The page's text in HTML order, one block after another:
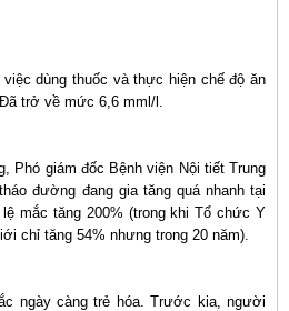
dùng thuốc và thực hiện chế độ ăn
trở về mức 6,6 mml/l.
Phó giám đốc Bệnh viện Nội tiết Trung
đường đang gia tăng quá nhanh tại
mắc tăng 200% (trong khi Tổ chức Y
chỉ tăng 54% nhưng trong 20 năm).
ngày càng trẻ hóa. Trước kia, người